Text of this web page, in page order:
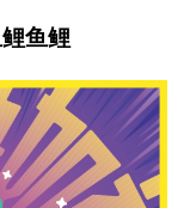
鱼鲤